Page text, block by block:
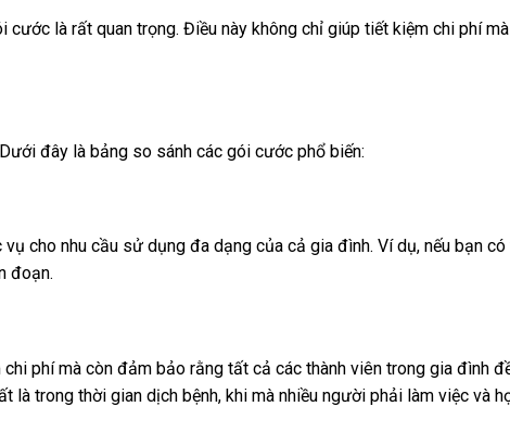
là rất quan trọng. Điều này không chỉ giúp tiết kiệm chi phí
đây là bảng so sánh các gói cước phổ biến:
cho nhu cầu sử dụng đa dạng của cả gia đình. Ví dụ, nếu bạn có
đoạn.
phí mà còn đảm bảo rằng tất cả các thành viên trong gia đình
trong thời gian dịch bệnh, khi mà nhiều người phải làm việc và